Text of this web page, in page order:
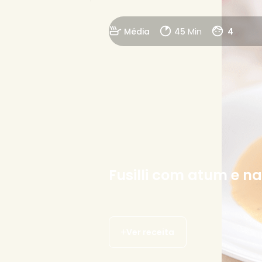
Média 45 4
Min
Fusilli com atum e